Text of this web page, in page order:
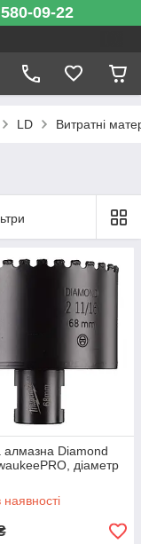
09-22
LD Витратні
алмазна Diamond
діаметр